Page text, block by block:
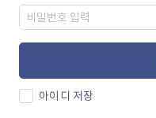
아이디 저장